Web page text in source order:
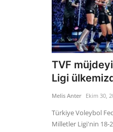
TVF
Ligi
Melis Anter Ekim 30,
Türkiye Voleybol
Milletler Ligi'nin 18-